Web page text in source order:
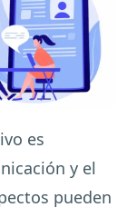
es
y el
pueden